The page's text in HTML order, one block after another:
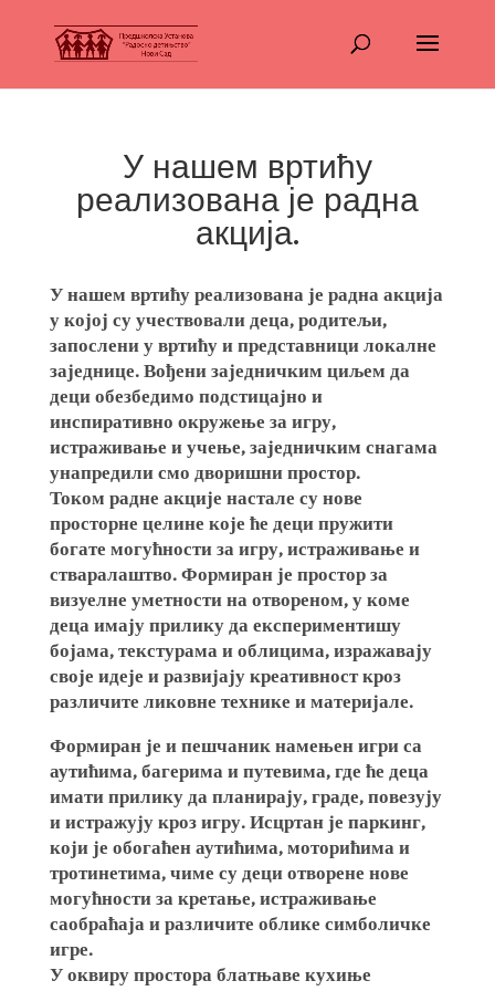
У нашем вртићу
реализована је радна
акција.
У нашем вртићу реализована је радна акција
у којој су учествовали деца, родитељи,
запослени у вртићу и представници локалне
заједнице. Вођени заједничким циљем да
деци обезбедимо подстицајно и
инспиративно окружење за игру,
истраживање и учење, заједничким снагама
унапредили смо дворишни простор.
Током радне акције настале су нове
просторне целине које ће деци пружити
богате могућности за игру, истраживање и
стваралаштво. Формиран је простор за
визуелне уметности на отвореном, у коме
деца имају прилику да експериментишу
бојама, текстурама и облицима, изражавају
своје идеје и развијају креативност кроз
различите ликовне технике и материјале.
Формиран је и пешчаник намењен игри са
аутићима, багерима и путевима, где ће деца
имати прилику да планирају, граде, повезују
и истражују кроз игру. Исцртан је паркинг,
који је обогаћен аутићима, моторићима и
тротинетима, чиме су деци отворене нове
могућности за кретање, истраживање
саобраћаја и различите облике симболичке
игре.
У оквиру простора блатњаве кухиње